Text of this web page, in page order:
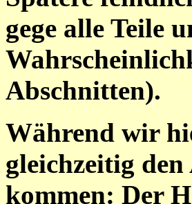
gege alle Teile
Abschnitten).
Während wir
gleichzeitig
kommen: Der